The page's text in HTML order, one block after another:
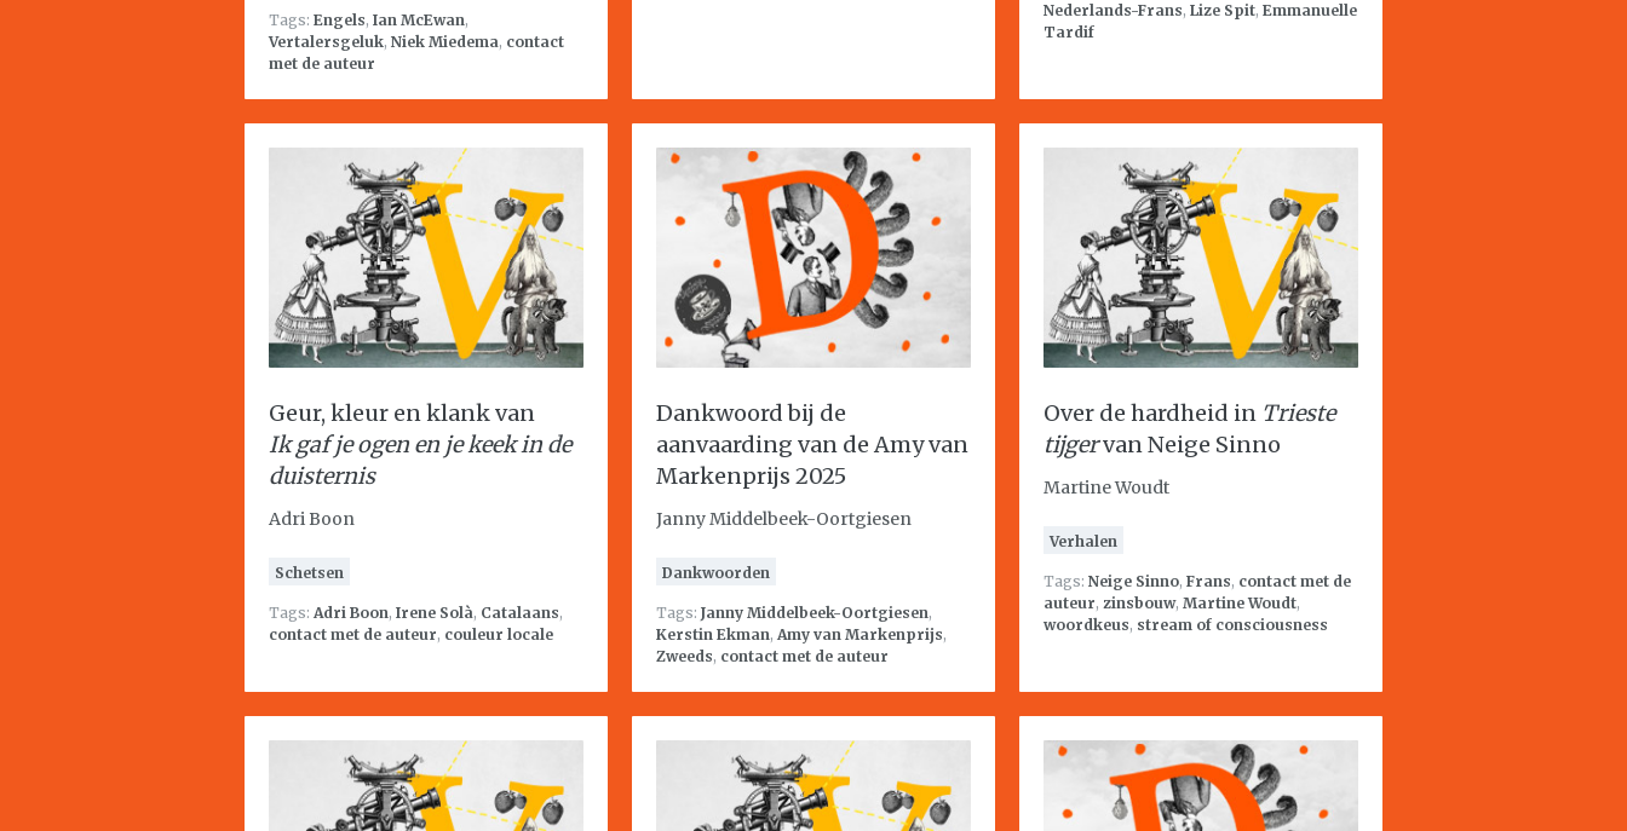
Tags: Engels, Ian McEwan,
Vertalersgeluk, Niek Miedema, contact
met de auteur
Nederlands-Frans, Lize Spit, Emmanuelle
Tardif
Geur, kleur en klank van
Ik gaf je ogen en je keek in de
duisternis
Adri Boon
Schetsen
Tags: Adri Boon, Irene Solà, Catalaans,
contact met de auteur, couleur locale
Dankwoord bij de
aanvaarding van de Amy van
Markenprijs 2025
Janny Middelbeek-Oortgiesen
Dankwoorden
Tags: Janny Middelbeek-Oortgiesen,
Kerstin Ekman, Amy van Markenprijs,
Zweeds, contact met de auteur
Over de hardheid in Trieste
tijgervan Neige Sinno
Martine Woudt
Verhalen
Tags: Neige Sinno, Frans, contact met de
auteur, zinsbouw, Martine Woudt,
woordkeus, stream of consciousness